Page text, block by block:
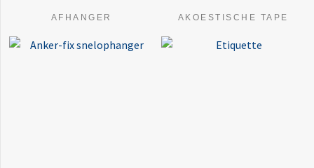
AFHANGER AKOESTISCHE TAPE